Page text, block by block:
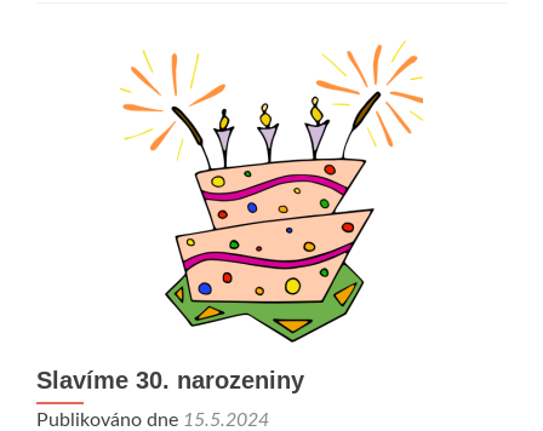
Slavíme 30. narozeniny
Publikováno dne 15.5.2024